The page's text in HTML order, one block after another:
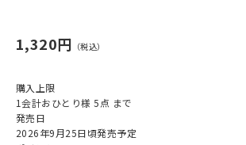
1,320円
購入上限
1会計おひとり様 5点 まで
発売日
2026年9月25日頃発売予定